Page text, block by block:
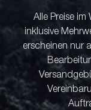
Alle Preise
inklusive
erscheinen nur